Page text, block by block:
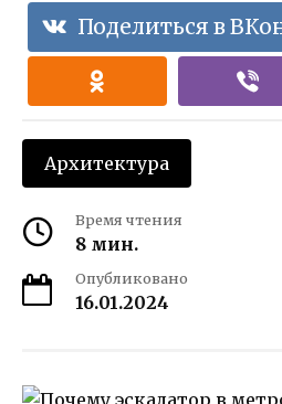
Поделиться в
Архитектура
Время чтения
8 мин.
Опубликовано
16.01.2024